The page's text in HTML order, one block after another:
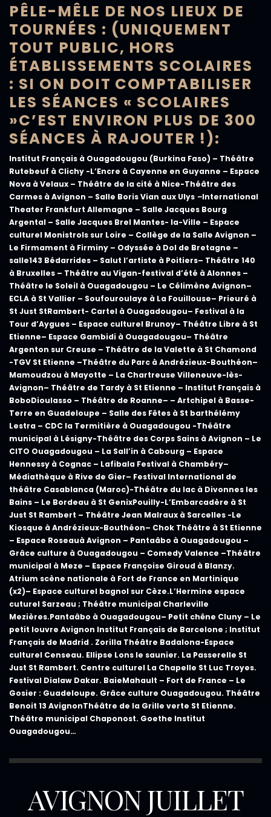
PÊLE-MÊLE DE NOS LIEUX DE
TOURNÉES : (UNIQUEMENT
TOUT PUBLIC, HORS
ÉTABLISSEMENTS SCOLAIRES
: SI ON DOIT COMPTABILISER
LES SÉANCES « SCOLAIRES
»C’EST ENVIRON PLUS DE 300
SÉANCES À RAJOUTER !):
Institut Français à Ouagadougou (Burkina Faso) – Théâtre
Rutebeuf à Clichy -L’Encre à Cayenne en Guyanne – Espace
Nova àVelaux – Théâtre de la cité à Nice-Théâtre des
Carmes àAvignon – Salle Boris Vian aux Ulys –International
Theater Frankfurt Allemagne – Salle Jacques Bourg
Argental – Salle Jacques Brel Mantes- la-Ville – Espace
culturel Monistrols sur Loire – Collège de la Salle Avignon –
Le Firmament à Firminy – Odyssée à Dol de Bretagne –
salle143 Bédarrides – Salut l’artiste à Poitiers– Théâtre 140
à Bruxelles – Théâtre au Vigan-festival d’été àAlonnes –
Théâtre le Soleil à Ouagadougou – Le Célimène Avignon–
ECLA à St Vallier – Soufouroulaye à La Fouillouse– Prieuré à
St Just StRambert- Cartel à Ouagadougou– Festival à la
Tour d’Aygues – Espace culturel Brunoy– Théâtre Libre à St
Etienne– Espace Gambidi à Ouagadougou– Théâtre
Argenton sur Creuse – Théâtre de la Valette à St Chamond
-TGV St Etienne –Théâtre du Parc àAndrézieux-Bouthéon–
Mamoudzou à Mayotte – La Chartreuse Villeneuve-lès-
Avignon– Théâtre de Tardy à St Etienne – Institut Français à
BoboDioulasso – Théâtre de Roanne– – Artchipel à Basse-
Terre en Guadeloupe – Salle des Fêtes à St barthélémy
Lestra – CDC la Termitière à Ouagadougou -Théâtre
municipal à Lésigny-Théâtre des Corps Sains àAvignon – Le
CITO Ouagadougou – La Sall’in à Cabourg – Espace
Hennessy à Cognac – Lafibala Festival à Chambéry–
Médiathèque à Rive de Gier– Festival International de
théâtre Casablanca (Maroc)-Théâtre du lac à Divonnes les
Bains – Le Bordeau à St GenixPouilly-L’Embarcadère à St
Just St Rambert – Théâtre Jean Malraux à Sarcelles -Le
Kiosque àAndrézieux-Bouthéon– Chok Théâtre à St Etienne
– Espace RoseauàAvignon – Pantaâbo à Ouagadougou –
Grâce culture à Ouagadougou – ComedyValence –Théâtre
municipal à Meze – Espace Françoise Giroud à Blanzy.
Atrium scène nationale à Fort de France en Martinique
(x2)– Espace culturel bagnol sur Cèze.L’Hermine espace
cuturel Sarzeau ; Théâtre municipal Charleville
Mezières.Pantaâbo à Ouagadougou– Petit chêne Cluny – Le
petit louvre Avignon Institut Français de Barcelone ; Institut
Français de Madrid . Zorilla Théâtre Badalona-Espace
culturel Censeau. Ellipse Lons le saunier. La Passerelle St
Just St Rambert. Centre culturel La Chapelle St Luc Troyes.
Festival Dialaw Dakar. BaieMahault – Fort de France – Le
Gosier : Guadeloupe. Grâce culture Ouagadougou. Théâtre
Benoit 13 AvignonThéâtre de la Grille verte St Etienne.
Théâtre municipal Chaponost. Goethe Institut
Ouagadougou…
AVIGNON JUILLET